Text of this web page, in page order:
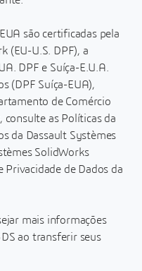
são certificadas pela
(EU-U.S. DPF), a
DPF e Suíça-E.U.A.
(DPF Suíça-EUA),
de Comércio
consulte as Políticas da
da Dassault Systèmes
SolidWorks
Privacidade de Dados da
mais informações
ao transferir seus